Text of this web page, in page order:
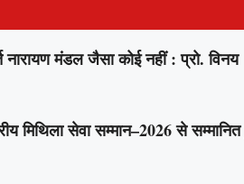
मंडल जैसा कोई नहीं : प्रो. विनय
मिथिला सेवा सम्मान–2026 से